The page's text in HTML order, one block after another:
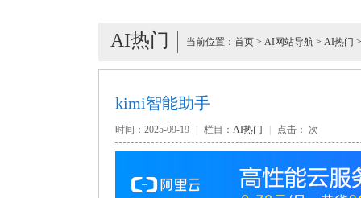
AI热门 当前位置： 首页 > AI网站导航 > AI热门 >
kimi智能助手
时间：2025-09-19 栏目： AI热门 点击： 次